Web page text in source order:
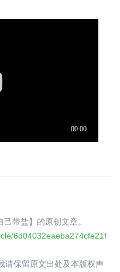
带盐】的原创文章。
6d04032eaeba274cfe21f
请保留原文出处及本版权声